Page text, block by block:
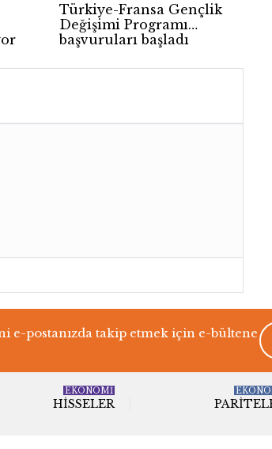
Türkiye-Fransa Gençlik
Değişimi Programı
başvuruları başladı
e-postanızda takip etmek için e-bültene
HISSELER
EKONOMİ